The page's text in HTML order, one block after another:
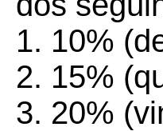
1. 10%
2. 15%
3. 20%